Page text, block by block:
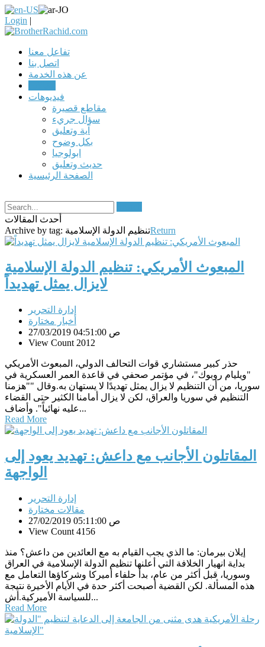
Login |
تفاعل معنا
اتصل بنا
عن هذه الخدمة
فيديوهات
مقاطع قصيرة
سؤال جريء
آية وتعليق
بكل وضوح
ابولوجيا
حديث وتعليق
الصفحة الرئيسية
أحدث المقالات
Archive by tag: تنظيم الدولة الإسلاميةReturn
المبعوث الأمريكي: تنظيم الدولة الإسلامية
لايزال يمثل تهديداً
إدارة التحرير
أخبار مختارة
27/03/2019 04:51:00 ص
View Count 2012
حذر كبير مستشاري قوات التحالف الدولي، المبعوث الأمريكي
"ويليام روبوك"، في مؤتمر صحفي في قاعدة العمر العسكرية في
سوريا، من أن التنظيم لا يزال يمثل تهديدًا لا يستهان به.وقال ""هزمنا
التنظيم في سوريا والعراق، لكن لا يزال أمامنا الكثير حتى القضاء
عليه نهائياً". وأضاف...
Read More
المقاتلون الأجانب مع داعش: تهديد يعود إلى
الواجهة
إدارة التحرير
مقالات مختارة
27/02/2019 05:11:00 ص
View Count 4156
إيلان بيرمان: ما الذي يجب القيام به مع العائدين من داعش؟ منذ
بداية انهيار الخلافة التي أعلنها تنظيم الدولة الإسلامية في العراق
وسوريا، قبل أكثر من عام، بدأ حلفاء أميركا وشركاؤها التعامل مع
هذه المسألة. لكن القضية أصبحت أكثر حدة في الأيام الأخيرة نتيجة
للسياسة الأميركية.أش...
Read More